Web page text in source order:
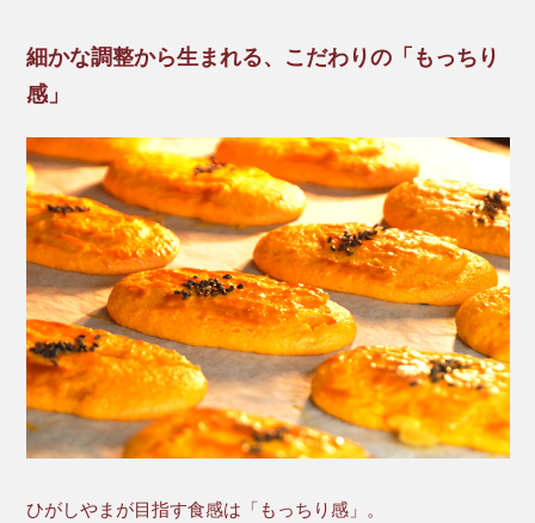
細かな調整から生まれる、こだわりの「もっちり
感」
ひがしやまが目指す食感は「もっちり感」。